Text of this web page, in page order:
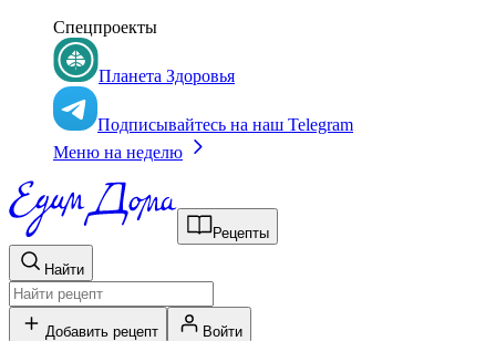
Спецпроекты
Планета Здоровья
Подписывайтесь на наш Telegram
Меню на неделю
Рецепты
Найти
Добавить рецепт Войти